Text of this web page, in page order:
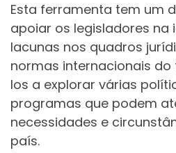
Esta ferramenta tem um
apoiar os legisladores na
lacunas nos quadros
normas internacionais
los a explorar várias
programas que podem
necessidades e
país.